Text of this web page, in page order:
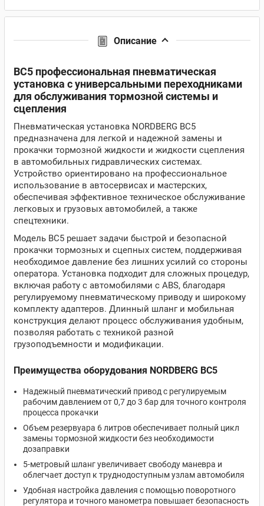
Описание
BC5 профессиональная пневматическая
установка с универсальными переходниками
для обслуживания тормозной системы и
сцепления
Пневматическая установка NORDBERG BC5
предназначена для легкой и надежной замены и
прокачки тормозной жидкости и жидкости сцепления
в автомобильных гидравлических системах.
Устройство ориентировано на профессиональное
использование в автосервисах и мастерских,
обеспечивая эффективное техническое обслуживание
легковых и грузовых автомобилей, а также
спецтехники.
Модель BC5 решает задачи быстрой и безопасной
прокачки тормозных и сцепных систем, поддерживая
необходимое давление без лишних усилий со стороны
оператора. Установка подходит для сложных процедур,
включая работу с автомобилями с ABS, благодаря
регулируемому пневматическому приводу и широкому
комплекту адаптеров. Длинный шланг и мобильная
конструкция делают процесс обслуживания удобным,
позволяя работать с техникой разной
грузоподъемности и модификации.
Преимущества оборудования NORDBERG BC5
Надежный пневматический привод с регулируемым
рабочим давлением от 0,7 до 3 бар для точного контроля
процесса прокачки
Объем резервуара 6 литров обеспечивает полный цикл
замены тормозной жидкости без необходимости
дозаправки
5-метровый шланг увеличивает свободу маневра и
облегчает доступ к труднодоступным узлам автомобиля
Удобная настройка давления с помощью поворотного
регулятора и точного манометра повышает безопасность